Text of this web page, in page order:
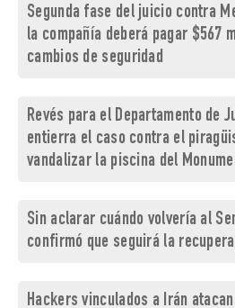
Segunda fase del juicio contra
la compañía deberá pagar $567
cambios de seguridad
Revés para el Departamento de
entierra el caso contra el
vandalizar la piscina del
Sin aclarar cuándo volvería al
confirmó que seguirá la
Hackers vinculados a Irán